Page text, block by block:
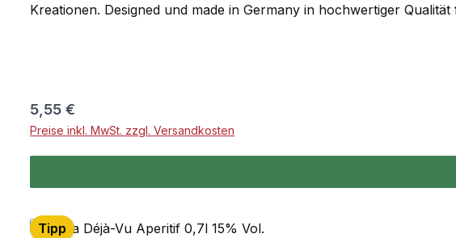
Kreationen. Designed und made in Germany in hochwertiger
Regulärer Preis:
5,55 €
Preise inkl. MwSt. zzgl. Versandkosten
Tipp